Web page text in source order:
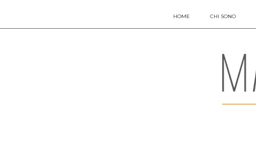
HOME CHI SONO